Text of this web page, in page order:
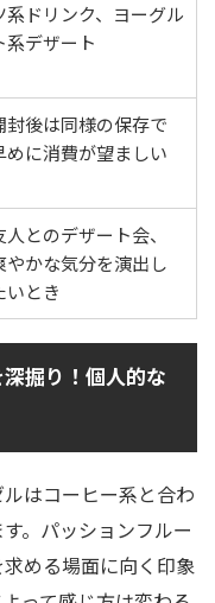
系ドリンク、ヨーグル
系デザート
封後は同様の保存で
めに消費が望ましい
人とのデザート会、
やかな気分を演出し
いとき
掘り！個人的な
はコーヒー系と合わ
。パッションフルー
める場面に向く印象